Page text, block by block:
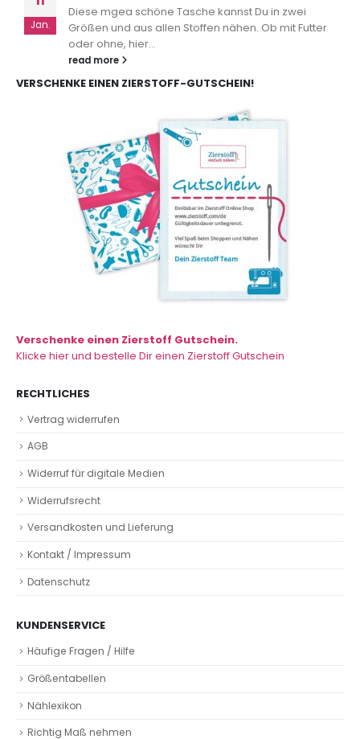
Jan.
Diese mgea schöne Tasche kannst Du in zwei
Größen und aus allen Stoffen nähen. Ob mit Futter
oder ohne, hier...
read more
VERSCHENKE EINEN ZIERSTOFF-GUTSCHEIN!
Verschenke einen Zierstoff Gutschein.
Klicke hier und bestelle Dir einen Zierstoff Gutschein
RECHTLICHES
Vertrag widerrufen
AGB
Widerruf für digitale Medien
Widerrufsrecht
Versandkosten und Lieferung
Kontakt / Impressum
Datenschutz
KUNDENSERVICE
Häufige Fragen / Hilfe
Größentabellen
Nählexikon
Richtig Maß nehmen